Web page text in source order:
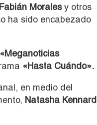
Moralesy otros
ha sido encabezado
«Meganoticias
«Hasta Cuándo».
en medio del
Natasha Kennard